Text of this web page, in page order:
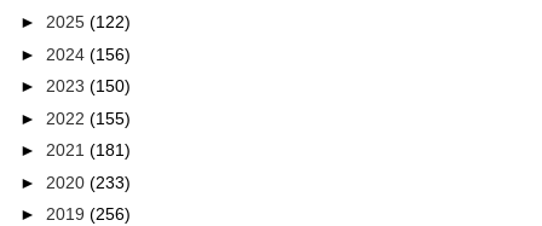
► 2025 (122)
► 2024 (156)
► 2023 (150)
► 2022 (155)
► 2021 (181)
► 2020 (233)
► 2019 (256)